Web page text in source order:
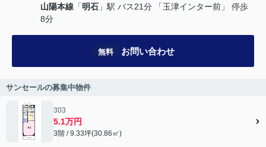
山陽本線 「明石 」駅 バス21分 「玉津インター前」 停歩
8分
無料 お問い合わせ
サンセールの募集中物件
303
5.1万円
3階 / 9.33坪(30.86㎡)